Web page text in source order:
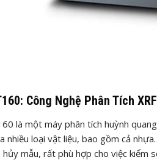
Công Nghệ Phân Tích
là một máy phân tích huỳnh
nhiều loại vật liệu, bao gồm cả
hủy mẫu, rất phù hợp cho việc